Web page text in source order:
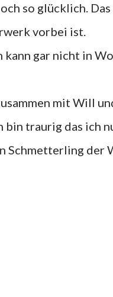
so glücklich. Das
vorbei ist.
kann gar nicht in
mit Will
bin traurig das ich
Schmetterling der